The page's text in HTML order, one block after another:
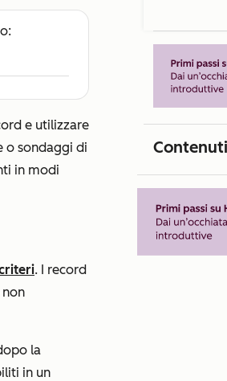
e utilizzare
o sondaggi di
in modi
. I record
la
in un